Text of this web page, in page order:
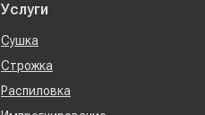
Услуги
Сушка
Строжка
Распиловка